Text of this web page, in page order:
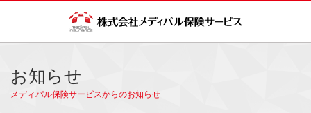
お知らせ
メディパル保険サービスからのお知らせ